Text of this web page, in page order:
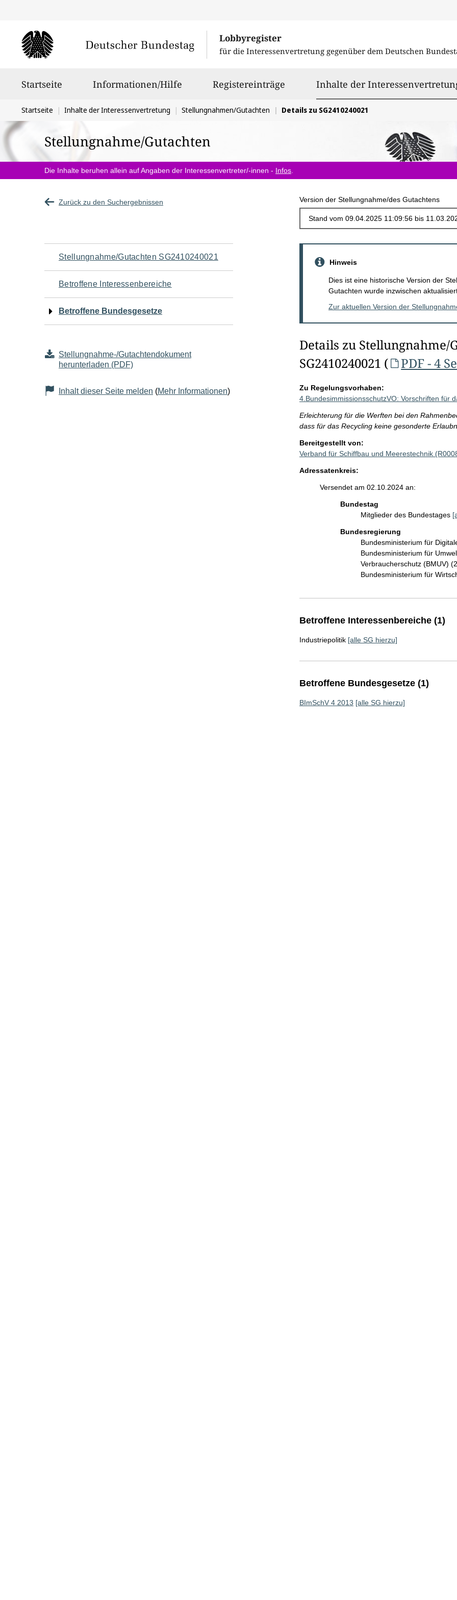
Lobbyregister
für die Interessenvertretung gegenüber dem Deutschen
Startseite Informationen/Hilfe Registereinträge Inhalte der
Sie
befinden
sich
hier:
Startseite Inhalte der Interessenvertretung Stellungnahmen/Gutachten Details zu SG2410240021
Stellungnahme/Gutachten
Die Inhalte beruhen allein auf Angaben der Interessenvertreter/-innen - Infos
Zurück zu den Suchergebnissen Version der Stellungnahme/des Gutachtens
Navigation
für
den
Seiteninhalt
Stellungnahme/Gutachten SG2410240021
Betroffene Interessenbereiche
Betroffene Bundesgesetze
Stellungnahme-/Gutachtendokument
herunterladen (PDF)
Inhalt dieser Seite melden (Mehr Informationen)
Hinweis
Dies ist eine historische Version der
Gutachten wurde inzwischen
Zur aktuellen Version der
Details zu Stellungnahme/
SG2410240021 (
PDF - 4
Zu Regelungsvorhaben:
4.BundesimmissionsschutzVO: Vorschriften für
Erleichterung für die Werften bei den
dass für das Recycling keine gesonderte
Bereitgestellt von:
Verband für Schiffbau und Meerestechnik
Adressatenkreis:
Versendet am 02.10.2024 an:
Bundestag
Mitglieder des Bundestages
Bundesregierung
Bundesministerium für
Bundesministerium für
Verbraucherschutz (BMUV)
Bundesministerium für
Betroffene Interessenbereiche (1)
Industriepolitik [alle SG hierzu]
Betroffene Bundesgesetze (1)
BImSchV 4 2013 [alle SG hierzu]